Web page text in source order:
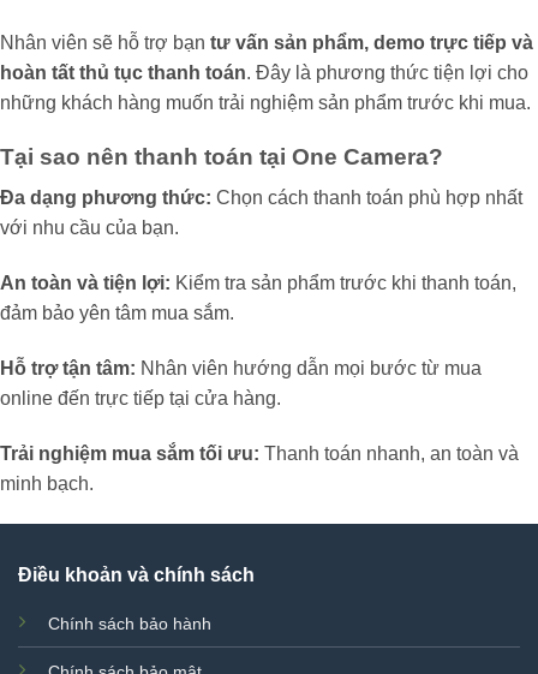
Nhân viên sẽ hỗ trợ bạn tư vấn sản phẩm, demo trực tiếp và
hoàn tất thủ tục thanh toán. Đây là phương thức tiện lợi cho
những khách hàng muốn trải nghiệm sản phẩm trước khi mua.
Tại sao nên thanh toán tại One Camera?
Đa dạng phương thức: Chọn cách thanh toán phù hợp nhất
với nhu cầu của bạn.
An toàn và tiện lợi: Kiểm tra sản phẩm trước khi thanh toán,
đảm bảo yên tâm mua sắm.
Hỗ trợ tận tâm: Nhân viên hướng dẫn mọi bước từ mua
online đến trực tiếp tại cửa hàng.
Trải nghiệm mua sắm tối ưu: Thanh toán nhanh, an toàn và
minh bạch.
Điều khoản và chính sách
Chính sách bảo hành